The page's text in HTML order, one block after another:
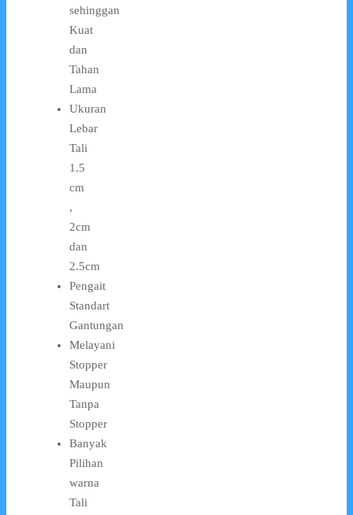
sehinggan
Kuat
dan
Tahan
Lama
Ukuran
Lebar
Tali
1.5
cm
,
2cm
dan
2.5cm
Pengait
Standart
Gantungan
Melayani
Stopper
Maupun
Tanpa
Stopper
Banyak
Pilihan
warna
Tali